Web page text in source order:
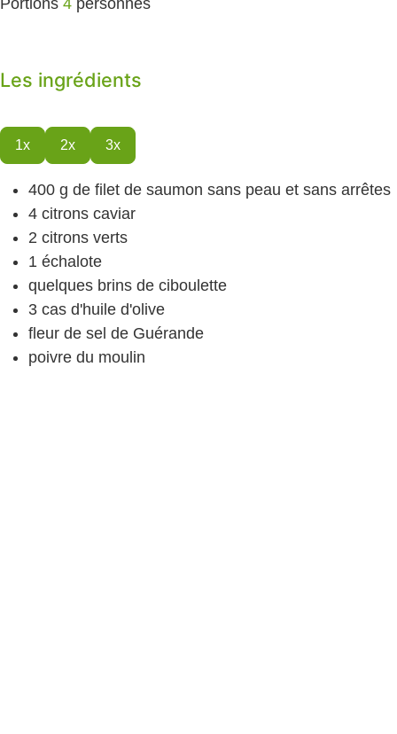
Les ingrédients
1x 2x 3x
400 g de filet de saumon sans peau et sans arrêtes
4 citrons caviar
2 citrons verts
1 échalote
quelques brins de ciboulette
3 cas d'huile d'olive
fleur de sel de Guérande
poivre du moulin